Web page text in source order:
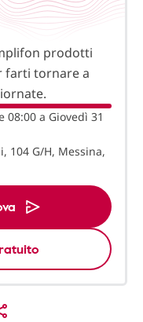
prodotti
farti tornare a
08:00 a Giovedì 31
104 G/H, Messina,